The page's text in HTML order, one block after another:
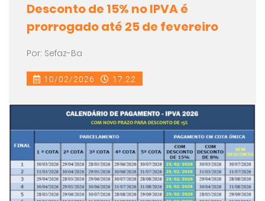
Desconto de 15% no IPVA é
prorrogado até 25 de fevereiro
Por: Sefaz-Ba
10/02/2026 17:22